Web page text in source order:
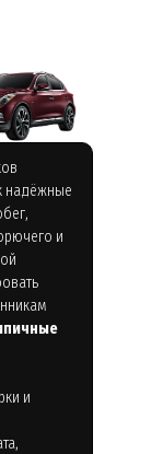
надёжные
и
и